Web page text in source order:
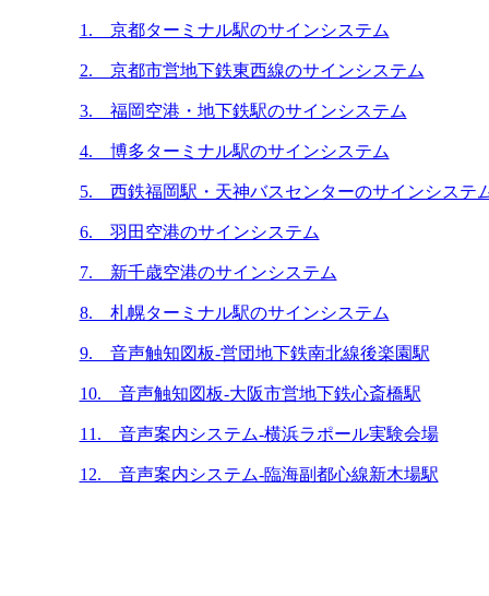
1. 京都ターミナル駅のサインシステム
2. 京都市営地下鉄東西線のサインシステム
3. 福岡空港・地下鉄駅のサインシステム
4. 博多ターミナル駅のサインシステム
5. 西鉄福岡駅・天神バスセンターのサインシステ
6. 羽田空港のサインシステム
7. 新千歳空港のサインシステム
8. 札幌ターミナル駅のサインシステム
9. 音声触知図板-営団地下鉄南北線後楽園駅
10. 音声触知図板-大阪市営地下鉄心斎橋駅
11. 音声案内システム-横浜ラポール実験会場
12. 音声案内システム-臨海副都心線新木場駅